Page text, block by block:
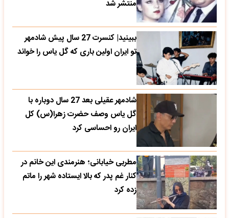
منتشر شد
ببینید| کنسرت 27 سال پیش شادمهر
تو ایران اولین باری که گل یاس را خواند
شادمهر عقیلی بعد 27 سال دوباره با
گل یاس وصف حضرت زهرا(س) کل
ایران رو احساسی کرد
مطربی خیابانی؛ هنرمندی این خانم در
کنار غم پدر که بالا ایستاده شهر را ماتم
زده کرد